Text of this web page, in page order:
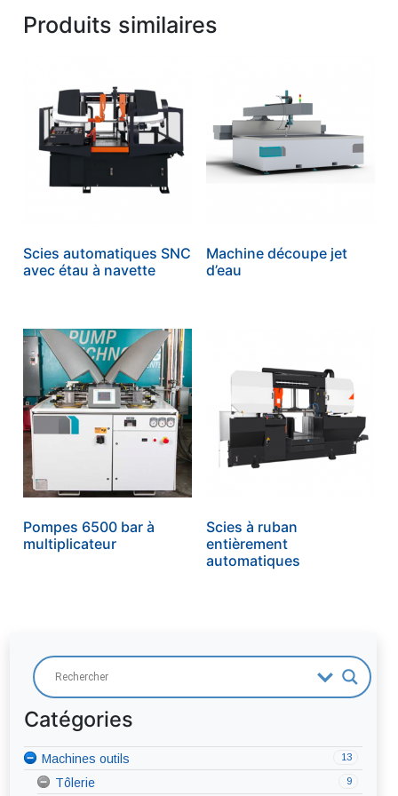
Catégories
Soudage
12
Procédés de soudage
Coupage plasma
6
Métaux d'apports
13
Machines outils
9
Tôlerie
Produits similaires
Scies automatiques SNC
avec étau à navette
Machine découpe jet
d’eau
Pompes 6500 bar à
multiplicateur
Scies à ruban
entièrement
automatiques